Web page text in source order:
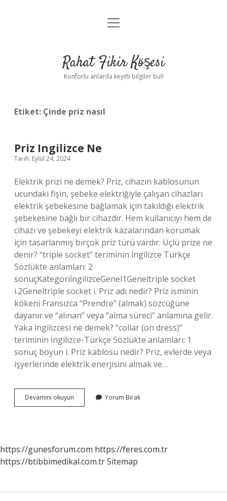
Anasayfa
Yasal Uyarı
menüyü
Rahat Fikir Köşesi
Konforlu anlarda keyifli bilgiler bul!
Etiket: Çinde priz nasıl
Priz Ingilizce Ne
Tarih: Eylül 24, 2024
Elektrik prizi ne demek? Priz, cihazın kablosunun
ucundaki fişin, şebeke elektriğiyle çalışan cihazları
elektrik şebekesine bağlamak için takıldığı elektrik
şebekesine bağlı bir cihazdır. Hem kullanıcıyı hem de
cihazı ve şebekeyi elektrik kazalarından korumak
için tasarlanmış birçok priz türü vardır. Üçlü prize ne
denir? “triple socket” teriminin İngilizce Türkçe
Sözlükte anlamları: 2
sonuçKategoriİngilizceGenel1Geneltriple socket
i.2Geneltriple socket i. Priz adı nedir? Priz isminin
kökeni Fransızca “Prendre” (almak) sözcüğüne
dayanır ve “alınan” veya “alma süreci” anlamına gelir.
Yaka ingilizcesi ne demek? “collar (on dress)”
teriminin İngilizce-Türkçe Sözlükte anlamları: 1
sonuç boyun i. Priz kablosu nedir? Priz, evlerde veya
işyerlerinde elektrik enerjisini almak ve…
Devamını okuyun
Ingilizce
Yorum Bırak
https://gunesforum.com https://feres.com.tr
https://btibbimedikal.com.trSitemap